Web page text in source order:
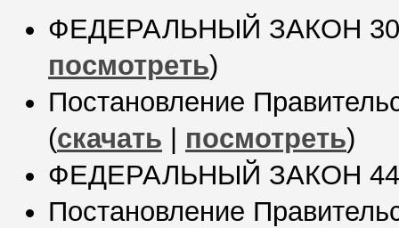
ФЕДЕРАЛЬНЫЙ ЗАКОН
посмотреть)
Постановление
(скачать посмотреть)
ФЕДЕРАЛЬНЫЙ ЗАКОН
Постановление